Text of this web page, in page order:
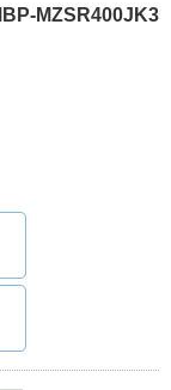
MZSR400JK3